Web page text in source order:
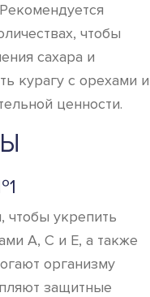
чтобы
сахара и
курагу с орехами и
ценности.
чтобы укрепить
A, C и E, а также
организму
защитные